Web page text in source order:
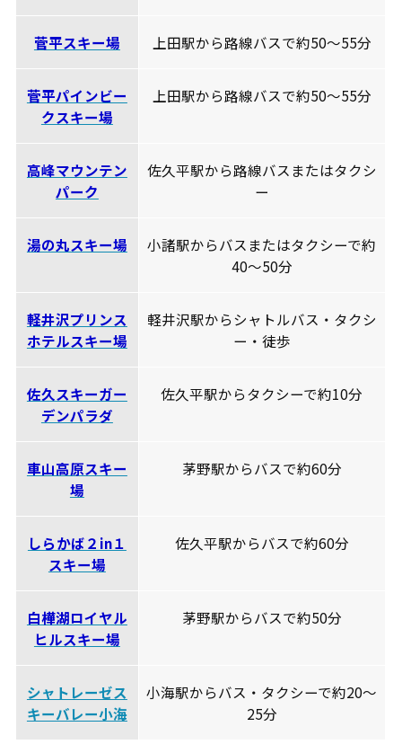
菅平スキー場 上田駅から路線バスで約50～55分
菅平パインビー
クスキー場
上田駅から路線バスで約50～55分
高峰マウンテン
パーク
佐久平駅から路線バスまたはタクシ
ー
湯の丸スキー場
小諸駅からバスまたはタクシーで約
40～50分
軽井沢プリンス
ホテルスキー場
軽井沢駅からシャトルバス・タクシ
ー・徒歩
佐久スキーガー
デンパラダ
佐久平駅からタクシーで約10分
車山高原スキー
場
茅野駅からバスで約60分
しらかば２in１
スキー場
佐久平駅からバスで約60分
白樺湖ロイヤル
ヒルスキー場
茅野駅からバスで約50分
シャトレーゼス
キーバレー小海
小海駅からバス・タクシーで約20～
25分